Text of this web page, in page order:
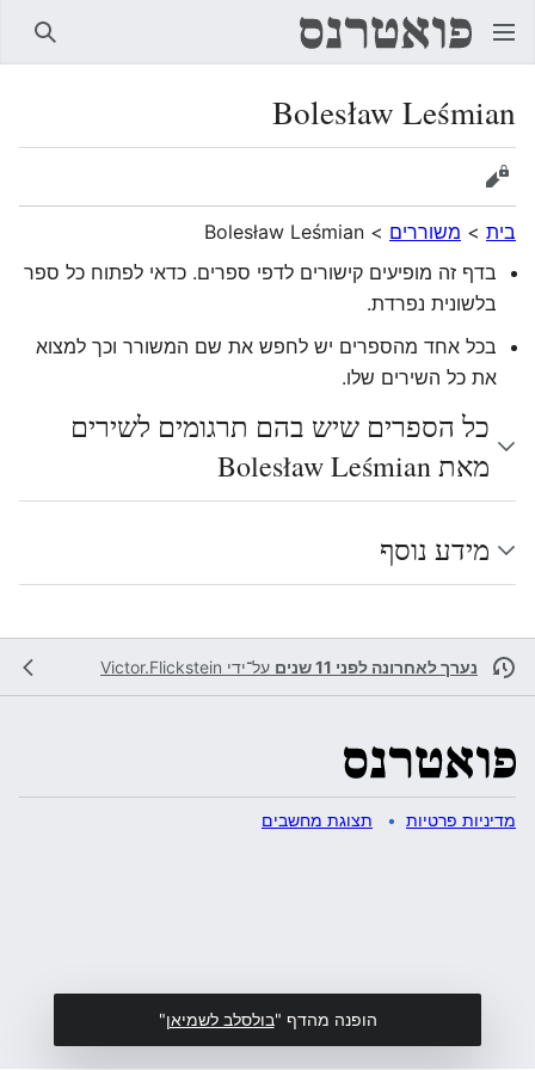
Bolesław Leśmian
הצגת מקור
בית > משוררים >
Bolesław Leśmian
בדף זה מופיעים קישורים לדפי ספרים. כדאי לפתוח כל ספר
בלשונית נפרדת.
בכל אחד מהספרים יש לחפש את שם המשורר וכך למצוא
את כל השירים שלו.
כל הספרים שיש בהם תרגומים לשירים
מאת Bolesław Leśmian
מידע נוסף
נערך לאחרונה לפני 11 שנים על־ידי Victor.Flickstein
מדיניות פרטיות תצוגת מחשבים
הופנה מהדף "בולסלב לשמיאן"